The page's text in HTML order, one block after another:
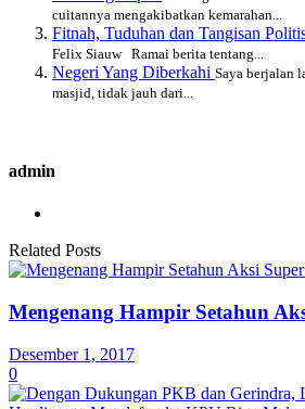
cuitannya mengakibatkan kemarahan...
Fitnah, Tuduhan dan Tangisan
Felix Siauw Ramai berita tentang...
Negeri Yang Diberkahi Saya berjalan
masjid, tidak jauh dari...
admin
Related Posts
Mengenang Hampir Setahun
Desember 1, 2017
0